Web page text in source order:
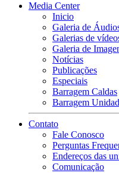
Media Center
Inicio
Galeria de
Galerias de
Galeria de
Notícias
Publicações
Especiais
Barragem Caldas
Barragem
Contato
Fale Conosco
Perguntas
Endereços das
Comunicação